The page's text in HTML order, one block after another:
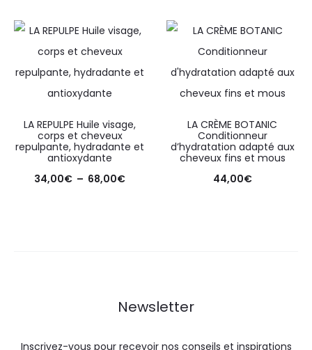
LA REPULPE Huile visage,
corps et cheveux
repulpante, hydradante et
antioxydante
34,00€ – 68,00€
LA CRÈME BOTANIC
Conditionneur
d’hydratation adapté aux
cheveux fins et mous
44,00€
Newsletter
Inscrivez-vous pour recevoir nos conseils et inspirations